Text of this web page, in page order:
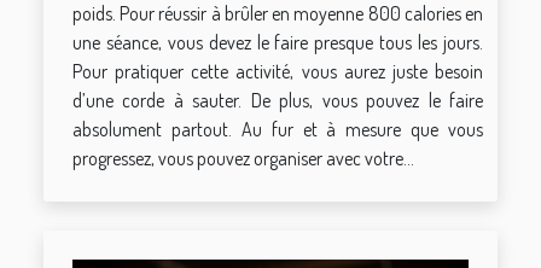
poids. Pour réussir à brûler en moyenne 800 calories en
une séance, vous devez le faire presque tous les jours.
Pour pratiquer cette activité, vous aurez juste besoin
d’une corde à sauter. De plus, vous pouvez le faire
absolument partout. Au fur et à mesure que vous
progressez, vous pouvez organiser avec votre...